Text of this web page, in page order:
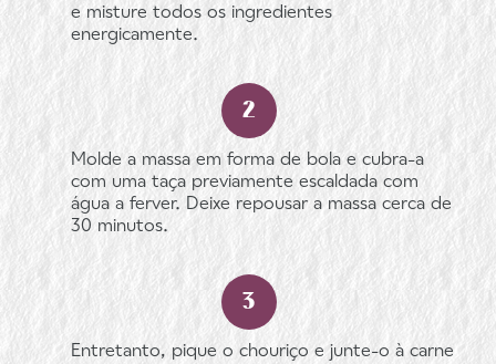
e misture todos os ingredientes
energicamente.
Molde a massa em forma de bola e cubra-a
com uma taça previamente escaldada com
água a ferver. Deixe repousar a massa cerca de
30 minutos.
Entretanto, pique o chouriço e junte-o à carne